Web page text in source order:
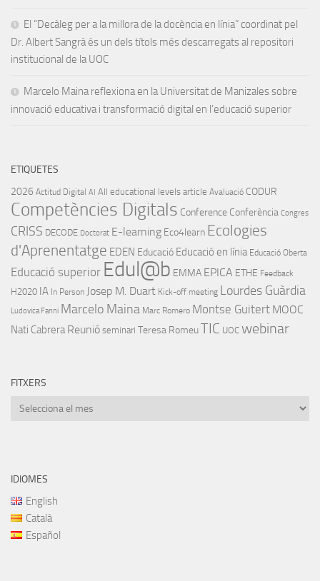
El “Decàleg per a la millora de la docència en línia” coordinat pel
Dr. Albert Sangrà és un dels títols més descarregats al repositori
institucional de la UOC
Marcelo Maina reflexiona en la Universitat de Manizales sobre
innovació educativa i transformació digital en l’educació superior
ETIQUETES
2026 Actitud Digital AI All educational levels article Avaluació CODUR
Competències Digitals Conference Conferència Congres
CRISS DECODE Doctorat E-learning Eco4learn Ecologies
d'Aprenentatge EDEN Educació Educació en línia Educació Oberta
Educació superior Edul@b EMMA EPICA ETHE Feedback
H2020 IA In Person Josep M. Duart Kick-off meeting Lourdes Guàrdia
Ludovica Fanni Marcelo Maina Marc Romero Montse Guitert MOOC
Nati Cabrera Reunió seminari Teresa RomeuTIC UOC webinar
FITXERS
Fitxers
IDIOMES
English
Català
Español